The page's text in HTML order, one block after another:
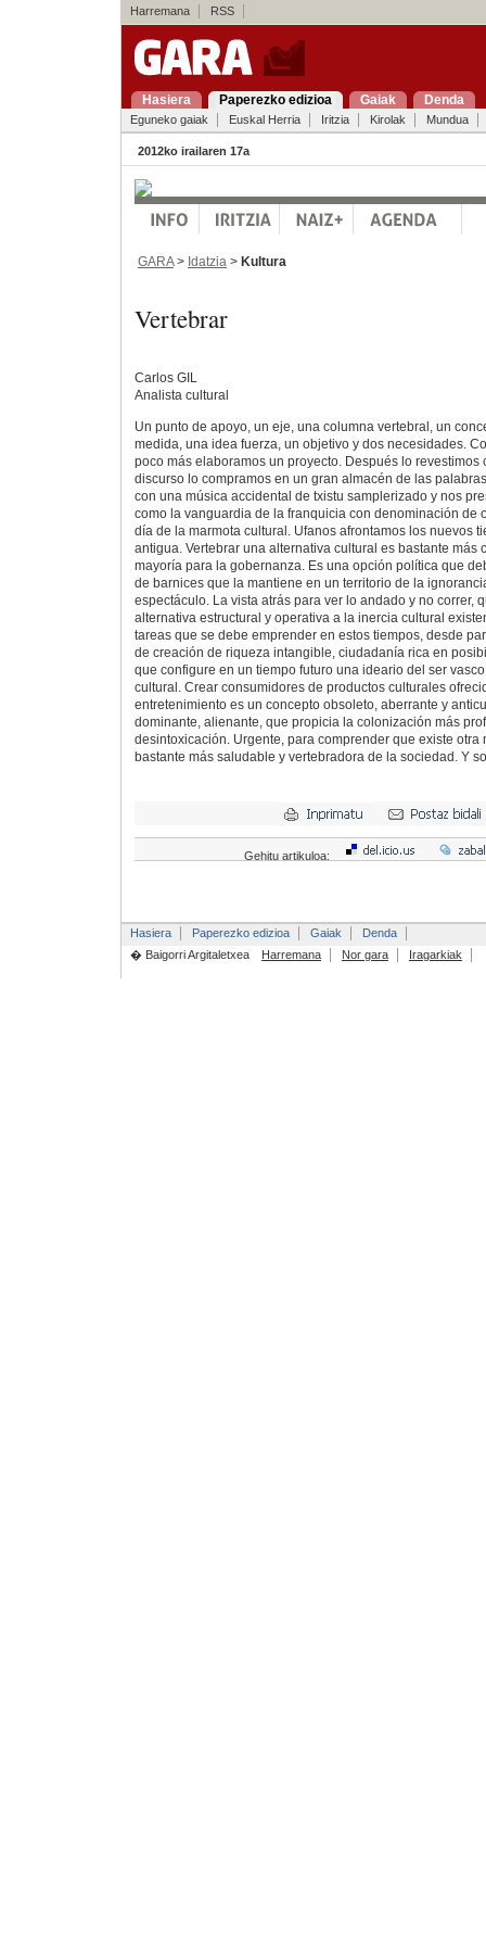
Harremana RSS
Hasiera Paperezko edizioa Gaiak Denda
Eguneko gaiak Euskal Herria Iritzia Kirolak Mundua
2012ko irailaren 17a
GARA> Idatzia > Kultura
Vertebrar
Carlos GIL
Analista cultural
Un punto de apoyo, un eje, una columna vertebral, un
medida, una idea fuerza, un objetivo y dos necesidades.
poco más elaboramos un proyecto. Después lo revestimos
discurso lo compramos en un gran almacén de las
con una música accidental de txistu samplerizado y nos
como la vanguardia de la franquicia con denominación de
día de la marmota cultural. Ufanos afrontamos los nuevos
antigua. Vertebrar una alternativa cultural es bastante más
mayoría para la gobernanza. Es una opción política que
de barnices que la mantiene en un territorio de la
espectáculo. La vista atrás para ver lo andado y no correr,
alternativa estructural y operativa a la inercia cultural
tareas que se debe emprender en estos tiempos, desde
de creación de riqueza intangible, ciudadanía rica en
que configure en un tiempo futuro una ideario del ser
cultural. Crear consumidores de productos culturales
entretenimiento es un concepto obsoleto, aberrante y
dominante, alienante, que propicia la colonización más
desintoxicación. Urgente, para comprender que existe otra
bastante más saludable y vertebradora de la sociedad. Y
Gehitu artikuloa:
Hasiera Paperezko edizioa Gaiak
Denda
� Baigorri Argitaletxea
Harremana Nor gara Iragarkiak